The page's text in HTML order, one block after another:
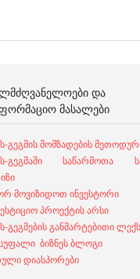
ᲓᲐ
ᲛᲐᲡᲐᲚᲔᲑᲘ
გეგმის მომზადების
გეგმაში საწარმოთა
მოვიზიდოთ ინვესტორი
პროექტის არსი
გეგმების განმარტებითი
ბიზნეს ბლოგი
დიასპორები